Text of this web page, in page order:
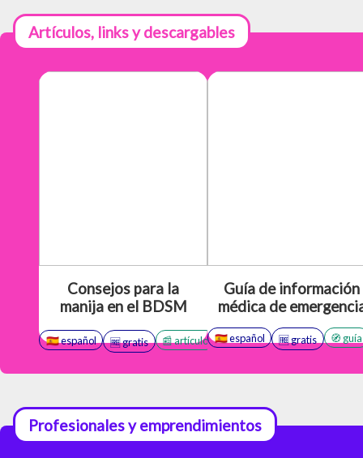
Artículos, links y descargables
Consejos para la
manija en el BDSM
🇪🇸 español 🆓 gratis 📰 artículo 🛜 online 🧭 guía 😭 caída
Guía de información
médica de
🇪🇸 español 🆓 gratis 🧭 guía
Profesionales y emprendimientos